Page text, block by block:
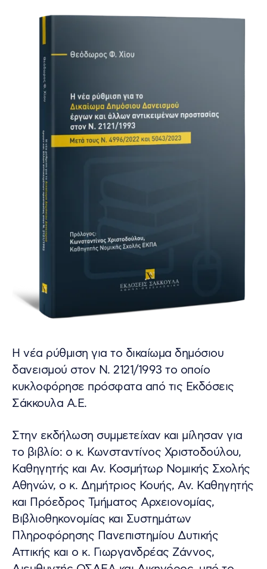
Η νέα ρύθμιση για το δικαίωμα δημόσιου
δανεισμού στον Ν. 2121/1993 το οποίο
κυκλοφόρησε πρόσφατα από τις Εκδόσεις
Σάκκουλα Α.Ε.
Στην εκδήλωση συμμετείχαν και μίλησαν για
το βιβλίο: ο κ. Κωνσταντίνος Χριστοδούλου,
Καθηγητής και Αν. Κοσμήτωρ Νομικής Σχολής
Αθηνών, ο κ. Δημήτριος Κουής, Αν. Καθηγητής
και Πρόεδρος Τμήματος Αρχειονομίας,
Βιβλιοθηκονομίας και Συστημάτων
Πληροφόρησης Πανεπιστημίου Δυτικής
Αττικής και ο κ. Γιωργανδρέας Ζάννος,